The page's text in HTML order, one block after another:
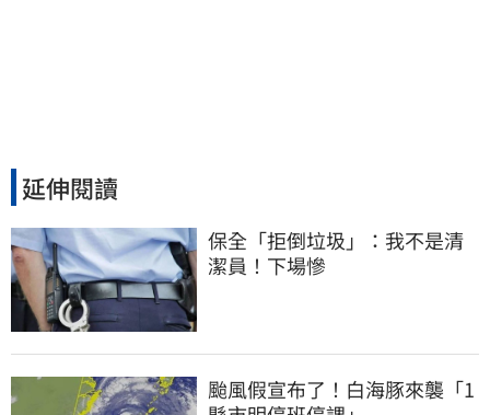
延伸閱讀
保全「拒倒垃圾」：我不是清
潔員！下場慘
颱風假宣布了！白海豚來襲「1